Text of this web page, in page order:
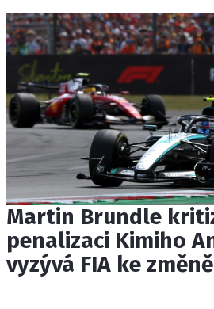
Martin Brundle
penalizaci Kimiho
vyzývá FIA ke